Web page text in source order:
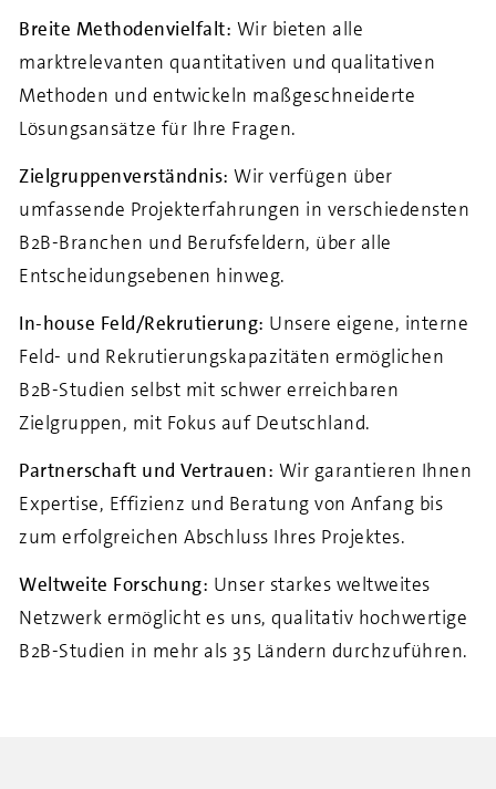
Breite Methodenvielfalt: Wir bieten alle
marktrelevanten quantitativen und qualitativen
Methoden und entwickeln maßgeschneiderte
Lösungsansätze für Ihre Fragen.
Zielgruppenverständnis: Wir verfügen über
umfassende Projekterfahrungen in verschiedensten
B2B-Branchen und Berufsfeldern, über alle
Entscheidungsebenen hinweg.
In-house Feld/Rekrutierung: Unsere eigene, interne
Feld- und Rekrutierungskapazitäten ermöglichen
B2B-Studien selbst mit schwer erreichbaren
Zielgruppen, mit Fokus auf Deutschland.
Partnerschaft und Vertrauen: Wir garantieren Ihnen
Expertise, Effizienz und Beratung von Anfang bis
zum erfolgreichen Abschluss Ihres Projektes.
Weltweite Forschung: Unser starkes weltweites
Netzwerk ermöglicht es uns, qualitativ hochwertige
B2B-Studien in mehr als 35 Ländern durchzuführen.